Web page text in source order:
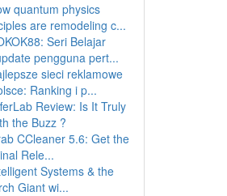
quantum physics
are remodeling c...
Seri Belajar
pengguna pert...
sieci reklamowe
Ranking i p...
Review: Is It Truly
the Buzz ?
CCleaner 5.6: Get the
Rele...
Systems & the
Giant wi...